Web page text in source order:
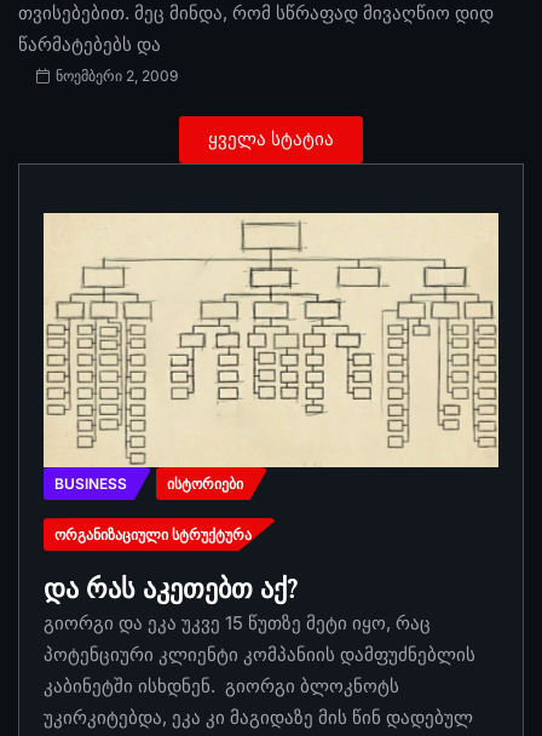
თვისებებით. მეც მინდა, რომ სწრაფად მივაღწიო დიდ
წარმატებებს და
ნოემბერი 2, 2009
ყველა სტატია
BUSINESS ᲘᲡᲢᲝᲠᲘᲔᲑᲘ
ᲝᲠᲒᲐᲜᲘᲖᲐᲪᲘᲣᲚᲘ ᲡᲢᲠᲣᲥᲢᲣᲠᲐ
და რას აკეთებთ აქ?
გიორგი და ეკა უკვე 15 წუთზე მეტი იყო, რაც
პოტენციური კლიენტი კომპანიის დამფუძნებლის
კაბინეტში ისხდნენ. გიორგი ბლოკნოტს
უკირკიტებდა, ეკა კი მაგიდაზე მის წინ დადებულ